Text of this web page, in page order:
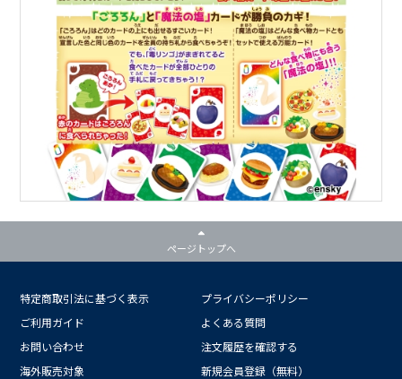
ページトップへ
特定商取引法に基づく表示
プライバシーポリシー
ご利用ガイド
よくある質問
お問い合わせ
注文履歴を確認する
海外販売対象
新規会員登録（無料）